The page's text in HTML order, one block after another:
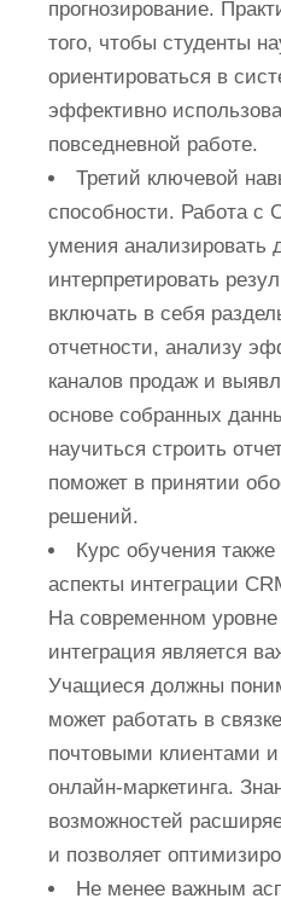
прогнозирование.
того, чтобы студенты
ориентироваться в
эффективно
повседневной работе.
Третий ключевой
способности. Работа с
умения анализировать
интерпретировать
включать в себя
отчетности, анализу
каналов продаж и
основе собранных
научиться строить
поможет в принятии
решений.
Курс обучения
аспекты интеграции
На современном уровне
интеграция является
Учащиеся должны
может работать в
почтовыми клиентами
онлайн-маркетинга.
возможностей
и позволяет
Не менее важным